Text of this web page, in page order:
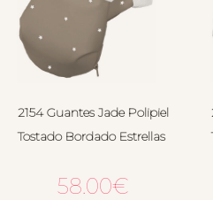
2154 Guantes Jade Polipiel
Tostado Bordado Estrellas
58.00€